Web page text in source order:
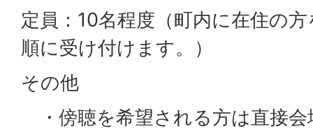
定員：10名程度（町内に在住の
順に受け付けます。）
その他
・傍聴を希望される方は直接